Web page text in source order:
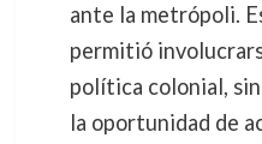
ante la metrópoli.
permitió
política colonial,
la oportunidad de